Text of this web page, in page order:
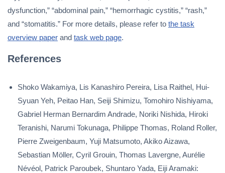
dysfunction,” “abdominal pain,” “hemorrhagic cystitis,” “rash,”
and “stomatitis.” For more details, please refer to the task
overview paper and task web page.
References
Shoko Wakamiya, Lis Kanashiro Pereira, Lisa Raithel, Hui-
Syuan Yeh, Peitao Han, Seiji Shimizu, Tomohiro Nishiyama,
Gabriel Herman Bernardim Andrade, Noriki Nishida, Hiroki
Teranishi, Narumi Tokunaga, Philippe Thomas, Roland Roller,
Pierre Zweigenbaum, Yuji Matsumoto, Akiko Aizawa,
Sebastian Möller, Cyril Grouin, Thomas Lavergne, Aurélie
Névéol, Patrick Paroubek, Shuntaro Yada, Eiji Aramaki: